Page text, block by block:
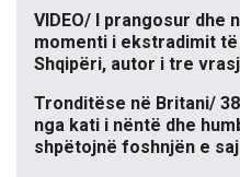
VIDEO/ I prangosur dhe
momenti i ekstradimit të
Shqipëri, autor i tre
Tronditëse në Britani/
nga kati i nëntë dhe
shpëtojnë foshnjën e saj